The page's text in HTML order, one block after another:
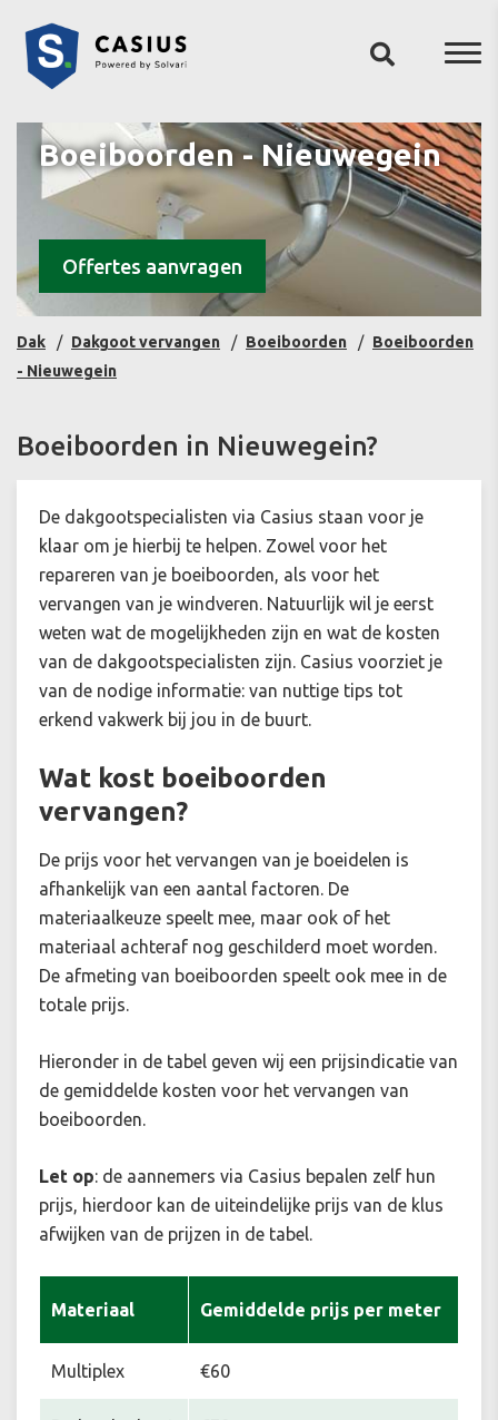
Boeiboorden - Nieuwegein
Offertes aanvragen
Dak Dakgoot vervangen Boeiboorden
Boeiboorden
- Nieuwegein
Boeiboorden in Nieuwegein?
De dakgootspecialisten via Casius staan voor je
klaar om je hierbij te helpen. Zowel voor het
repareren van je boeiboorden, als voor het
vervangen van je windveren. Natuurlijk wil je eerst
weten wat de mogelijkheden zijn en wat de kosten
van de dakgootspecialisten zijn. Casius voorziet je
van de nodige informatie: van nuttige tips tot
erkend vakwerk bij jou in de buurt.
Wat kost boeiboorden
vervangen?
De prijs voor het vervangen van je boeidelen is
afhankelijk van een aantal factoren. De
materiaalkeuze speelt mee, maar ook of het
materiaal achteraf nog geschilderd moet worden.
De afmeting van boeiboorden speelt ook mee in de
totale prijs.
Hieronder in de tabel geven wij een prijsindicatie van
de gemiddelde kosten voor het vervangen van
boeiboorden.
Let op: de aannemers via Casius bepalen zelf hun
prijs, hierdoor kan de uiteindelijke prijs van de klus
afwijken van de prijzen in de tabel.
Materiaal Gemiddelde prijs per meter
Multiplex €60